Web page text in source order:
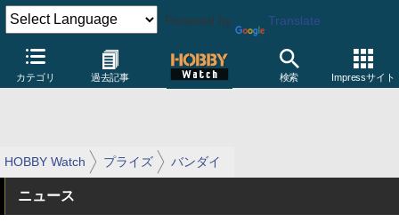
Powered by Translate
カテゴリ 過去記事 検索 Impressサイト
HOBBY Watch プライズ バンダイ
ニュース